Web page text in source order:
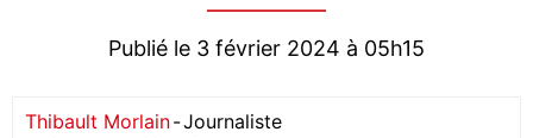
Publié le 3 février 2024 à 05h15
Thibault Morlain-Journaliste